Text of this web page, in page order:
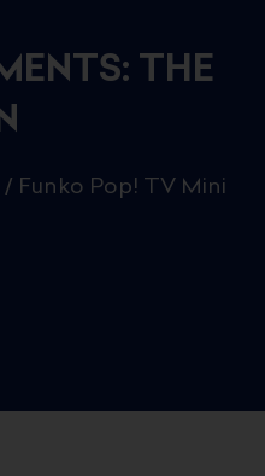
THE
/ Funko Pop! TV Mini